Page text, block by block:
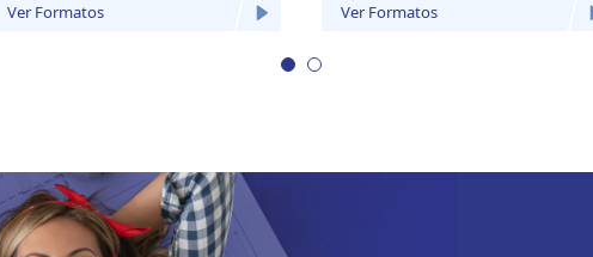
Ver Formatos Ver Formatos